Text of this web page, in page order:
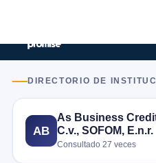
DIRECTORIO DE
AB
As Business
C.v., SOFOM, E.n.r.
Consultado 27 veces